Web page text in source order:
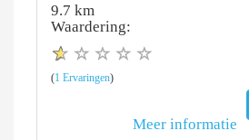
9.7 km
Waardering:
(1 Ervaringen)
Meer informatie